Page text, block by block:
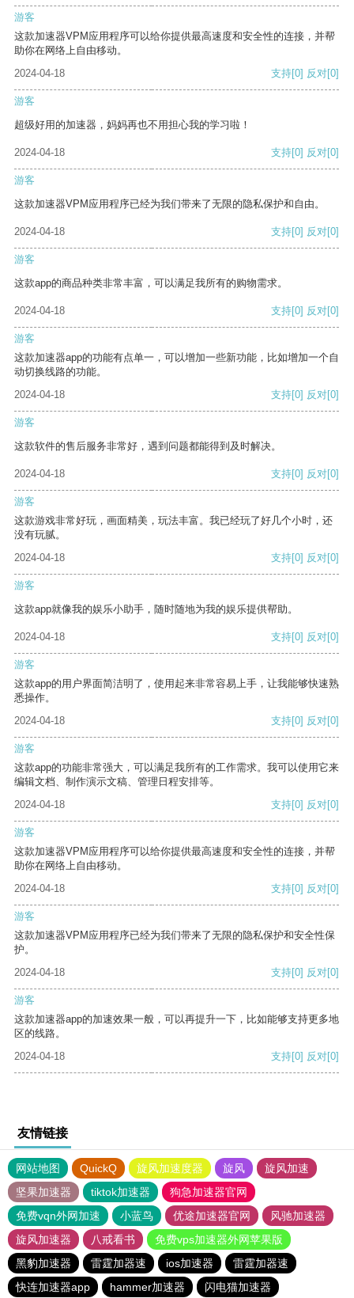
游客
这款加速器VPM应用程序可以给你提供最高速度和安全性的连接，并帮
助你在网络上自由移动。
2024-04-18
支持[0] 反对[0]
游客
超级好用的加速器，妈妈再也不用担心我的学习啦！
2024-04-18 支持[0] 反对[0]
游客
这款加速器VPM应用程序已经为我们带来了无限的隐私保护和自由。
2024-04-18 支持[0] 反对[0]
游客
这款app的商品种类非常丰富，可以满足我所有的购物需求。
2024-04-18 支持[0] 反对[0]
游客
这款加速器app的功能有点单一，可以增加一些新功能，比如增加一个自
动切换线路的功能。
2024-04-18
支持[0] 反对[0]
游客
这款软件的售后服务非常好，遇到问题都能得到及时解决。
2024-04-18 支持[0] 反对[0]
游客
这款游戏非常好玩，画面精美，玩法丰富。我已经玩了好几个小时，还
没有玩腻。
2024-04-18
支持[0] 反对[0]
游客
这款app就像我的娱乐小助手，随时随地为我的娱乐提供帮助。
2024-04-18 支持[0] 反对[0]
游客
这款app的用户界面简洁明了，使用起来非常容易上手，让我能够快速熟
悉操作。
2024-04-18
支持[0] 反对[0]
游客
这款app的功能非常强大，可以满足我所有的工作需求。我可以使用它来
编辑文档、制作演示文稿、管理日程安排等。
2024-04-18
支持[0] 反对[0]
游客
这款加速器VPM应用程序可以给你提供最高速度和安全性的连接，并帮
助你在网络上自由移动。
2024-04-18
支持[0] 反对[0]
游客
这款加速器VPM应用程序已经为我们带来了无限的隐私保护和安全性保
护。
2024-04-18
支持[0] 反对[0]
游客
这款加速器app的加速效果一般，可以再提升一下，比如能够支持更多地
区的线路。
2024-04-18
支持[0] 反对[0]
友情链接
网站地图 QuickQ 旋风加速度器 旋风
旋风加速
坚果加速器
tiktok加速器
狗急加速器官网
免费vqn外网加速
小蓝鸟 优途加速器官网
风驰加速器
旋风加速器
八戒看书
免费vps加速器外网苹果版
黑豹加速器
雷霆加器速 ios加速器
雷霆加器速
快连加速器app
hammer加速器 闪电猫加速器